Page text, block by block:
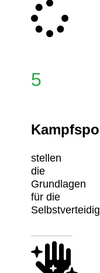
5
stellen
die
Grundlagen
für die